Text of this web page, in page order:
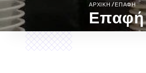
ΑΡΧΙΚΉ/ ΕΠΑΦΉ
Επαφή